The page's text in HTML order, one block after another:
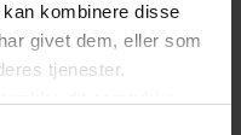
kombinere disse
givet dem, eller som
tjenester.